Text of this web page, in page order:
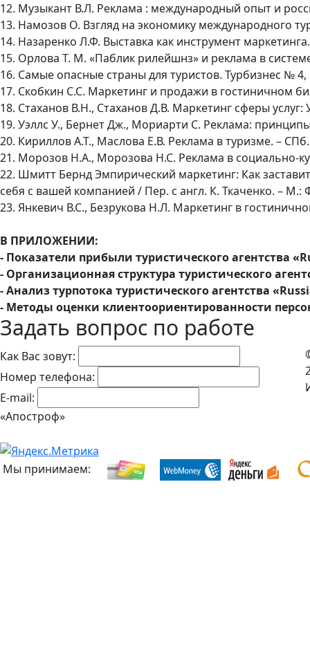
12. Музыкант В.Л. Реклама : международный опыт и
13. Намозов О. Взгляд на экономику международного
14. Назаренко Л.Ф. Выставка как инструмент
15. Орлова Т. М. «Паблик рилейшнз» и реклама в
16. Самые опасные страны для туристов. Турбизнес № 4,
17. Скобкин С.С. Маркетинг и продажи в гостиничном
18. Стаханов В.Н., Стаханов Д.В. Маркетинг сферы
19. Уэллс У., Бернет Дж., Мориарти С. Реклама:
20. Кириллов А.Т., Маслова Е.В. Реклама в туризме. –
21. Морозов Н.А., Морозова Н.С. Реклама в социально-
22. Шмитт Бернд Эмпирический маркетинг: Как
себя с вашей компанией / Пер. с англ. К. Ткаченко. –
23. Янкевич В.С., Безрукова Н.Л. Маркетинг в
В ПРИЛОЖЕНИИ:
- Показатели прибыли туристического агентства
- Организационная структура туристического
- Анализ турпотока туристического агентства
- Методы оценки клиентоориентированности
Задать вопрос по работе
Как Вас зовут:
Номер телефона:
E-mail:
«Апостроф»
Мы принимаем: